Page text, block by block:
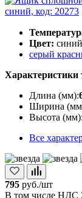
Цвет: синий
серый
Характеристики
Длина (мм):
Ширина
Высота (мм):
Все
795 руб./шт
В том числе НДС